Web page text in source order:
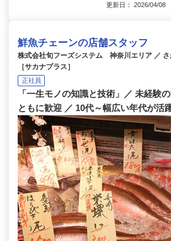
更新日： 2026/04/
鮮魚チェーンの店舗スタッフ
株式会社旬フーズシステム 神奈川エリア ／
［サカナプラス］
正社員
「一生モノの知識と技術」／ 未経験
ともに歓迎 ／ 10代～幅広い年代が活